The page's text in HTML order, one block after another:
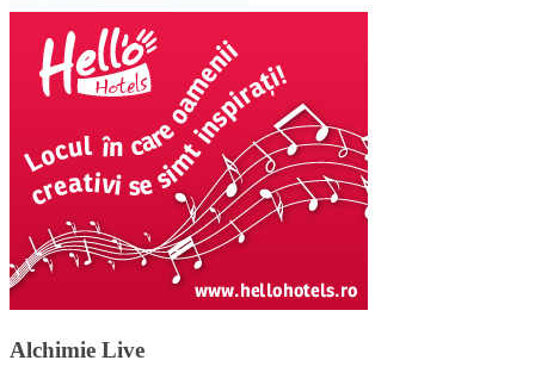
Alchimie Live